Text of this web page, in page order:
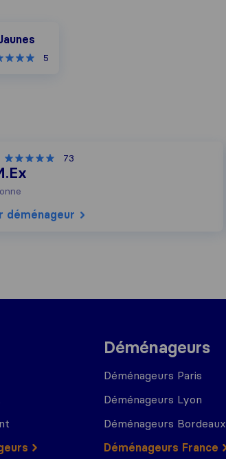
5
73
déménageur
Déménageurs
Déménageurs Paris
Déménageurs Lyon
Déménageurs Bordeaux
Déménageurs France